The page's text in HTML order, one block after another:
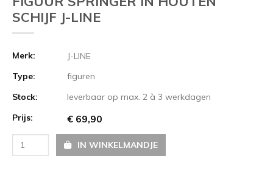
SCHIJF J-LINE
Merk:
J-LINE
Type:
figuren
Stock:
leverbaar op max. 2 à 3 werkdagen
Prijs:
€ 69,90
IN WINKELMANDJE